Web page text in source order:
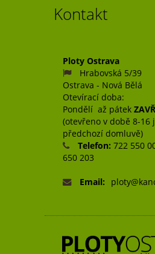
Kontakt
Ploty Ostrava
Hrabovská 5/39
Ostrava - Nová Bělá
Otevírací doba:
Pondělí až pátek
(otevřeno v době 8-16
předchozí domluvě)
Telefon: 722 550
650 203
Email: